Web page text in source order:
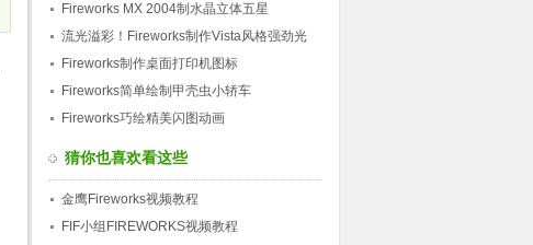
Fireworks MX 2004制水晶立体五星
流光溢彩！Fireworks制作Vista风格强劲光
束
Fireworks制作桌面打印机图标
Fireworks简单绘制甲壳虫小轿车
Fireworks巧绘精美闪图动画
猜你也喜欢看这些
金鹰Fireworks视频教程
FIF小组FIREWORKS视频教程